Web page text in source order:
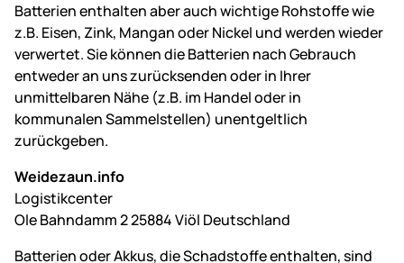
Batterien enthalten aber auch wichtige Rohstoffe wie
z.B. Eisen, Zink, Mangan oder Nickel und werden wieder
verwertet. Sie können die Batterien nach Gebrauch
entweder an uns zurücksenden oder in Ihrer
unmittelbaren Nähe (z.B. im Handel oder in
kommunalen Sammelstellen) unentgeltlich
zurückgeben.
Weidezaun.info
Logistikcenter
Ole Bahndamm 2 25884 Viöl Deutschland
Batterien oder Akkus, die Schadstoffe enthalten, sind